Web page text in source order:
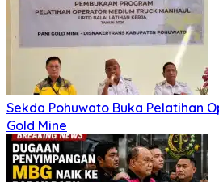
Sekda Pohuwato Buka Pelatihan
Gold Mine